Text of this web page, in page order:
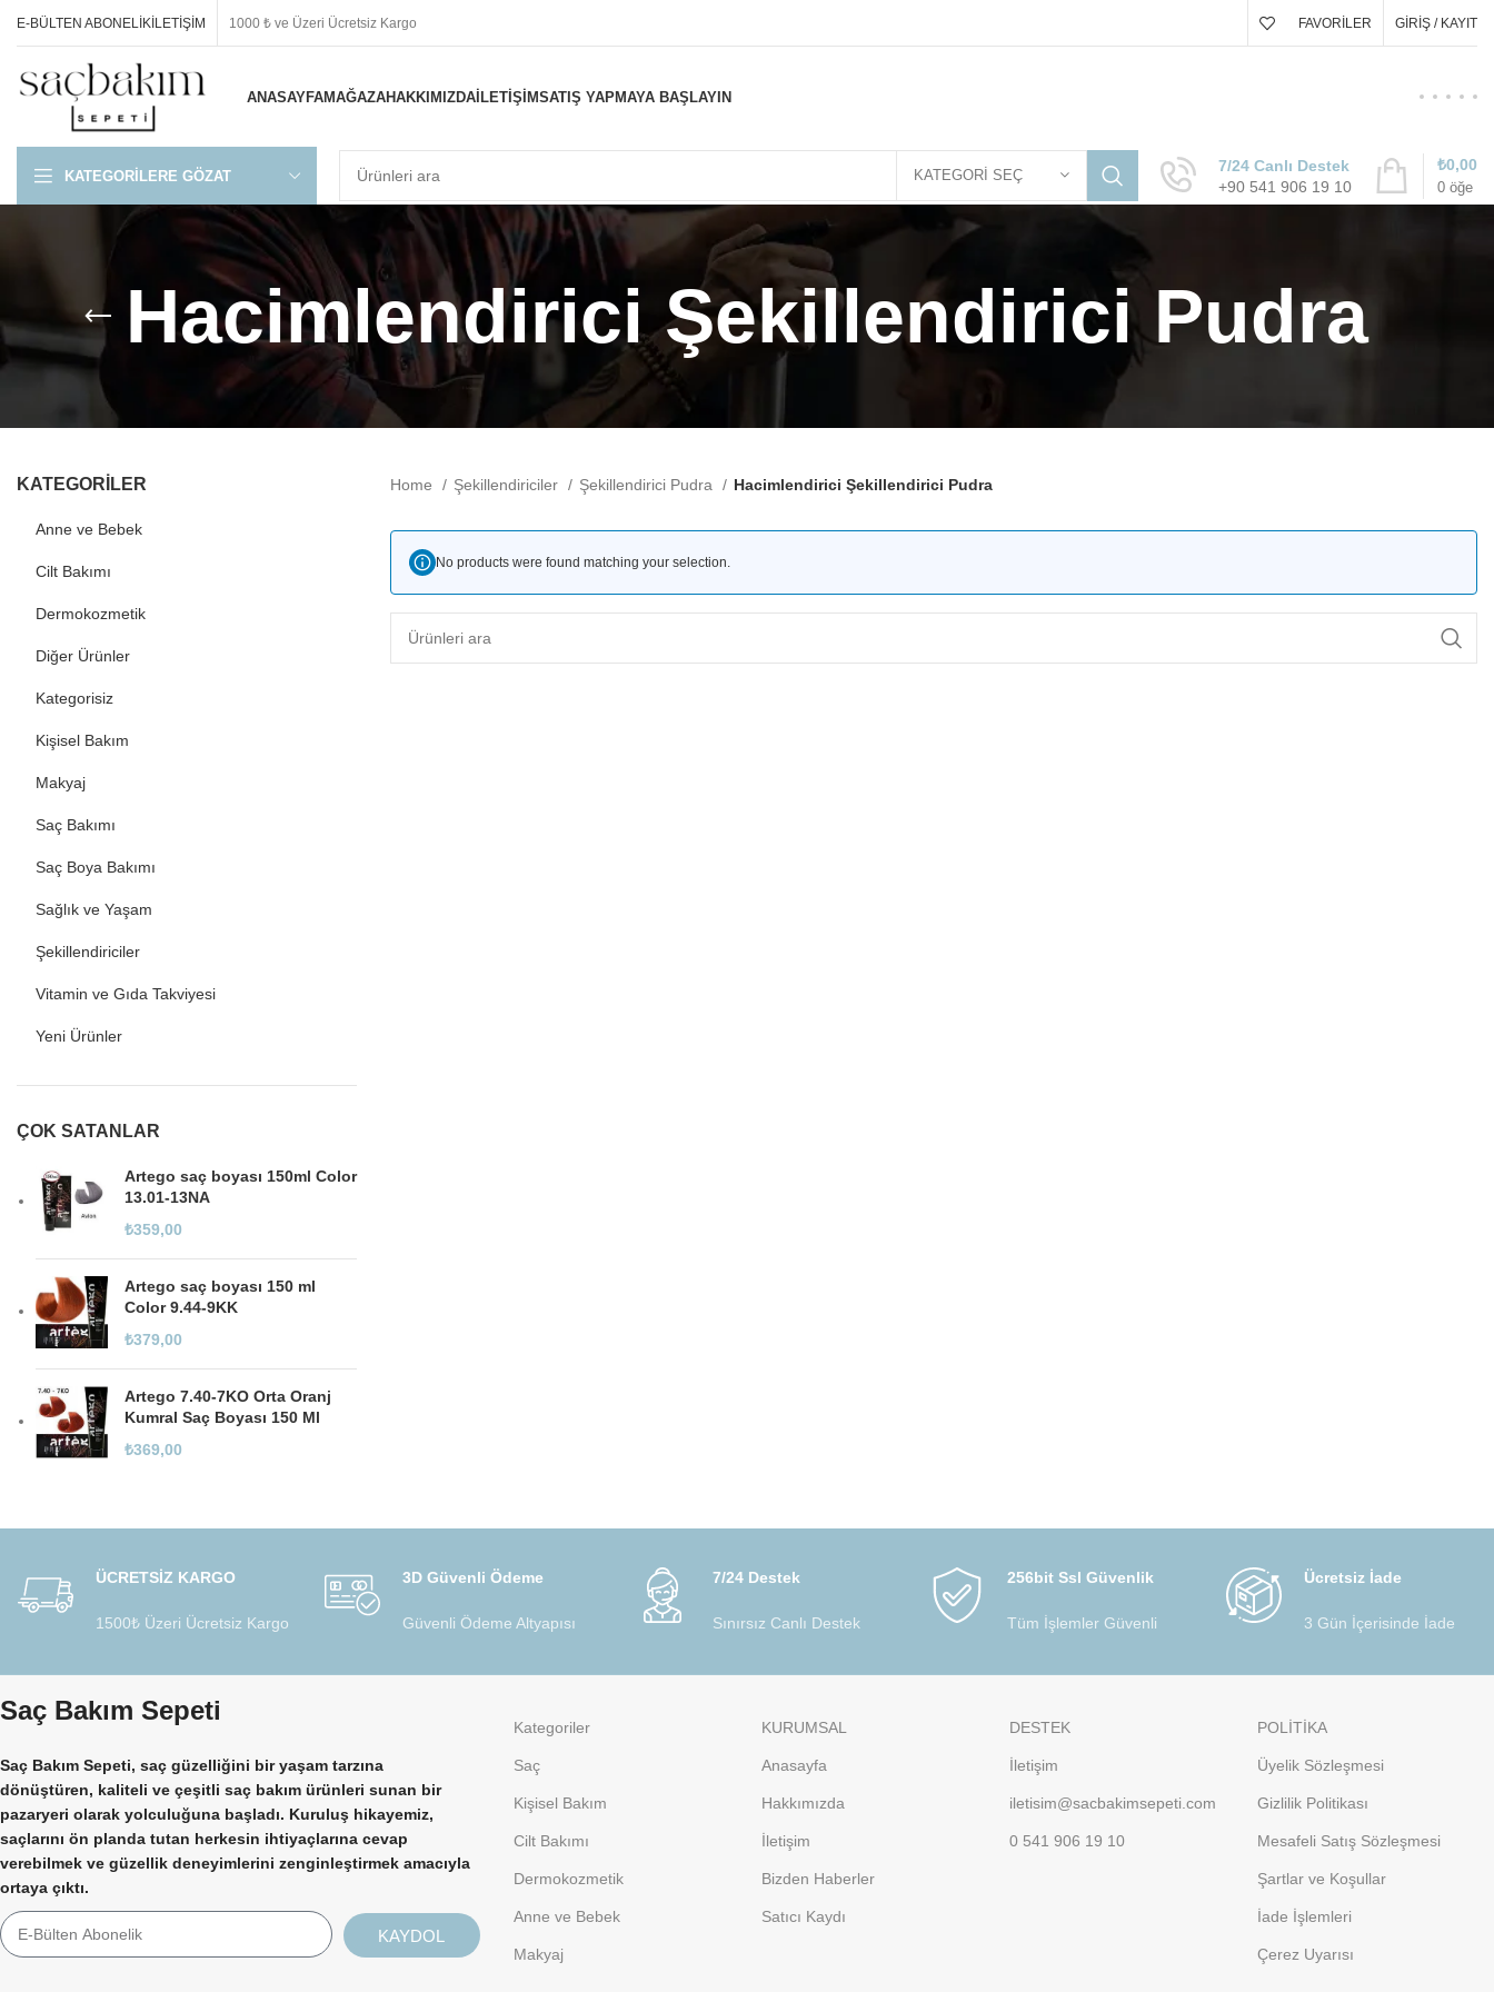
E-BÜLTEN ABONELIKİLETIŞIM 1000 ₺ ve Üzeri Ücretsiz Kargo FAVORILER GIRIŞ / KAYIT
ANASAYFAMAĞAZAHAKKIMIZDAİLETIŞIMSATIŞ YAPMAYA BAŞLAYIN
KATEGORILERE GÖZAT KATEGORI SEÇ
7/24 Canlı Destek
+90 541 906 19 10
0 öğe
₺0,00
Hacimlendirici Şekillendirici Pudra
KATEGORİLER
Anne ve Bebek
Cilt Bakımı
Dermokozmetik
Diğer Ürünler
Kategorisiz
Kişisel Bakım
Makyaj
Saç Bakımı
Saç Boya Bakımı
Sağlık ve Yaşam
Şekillendiriciler
Vitamin ve Gıda Takviyesi
Yeni Ürünler
ÇOK SATANLAR
Artego saç boyası 150ml Color
13.01-13NA
₺359,00
Artego saç boyası 150 ml
Color 9.44-9KK
₺379,00
Artego 7.40-7KO Orta Oranj
Kumral Saç Boyası 150 Ml
₺369,00
Home Şekillendiriciler Şekillendirici Pudra Hacimlendirici Şekillendirici Pudra
No products were found matching your selection.
ÜCRETSİZ KARGO
1500₺ Üzeri Ücretsiz Kargo
3D Güvenli Ödeme
Güvenli Ödeme Altyapısı
7/24 Destek
Sınırsız Canlı Destek
256bit Ssl Güvenlik
Tüm İşlemler Güvenli
Ücretsiz İade
3 Gün İçerisinde İade
Saç Bakım Sepeti
Saç Bakım Sepeti, saç güzelliğini bir yaşam tarzına
dönüştüren, kaliteli ve çeşitli saç bakım ürünleri sunan bir
pazaryeri olarak yolculuğuna başladı. Kuruluş hikayemiz,
saçlarını ön planda tutan herkesin ihtiyaçlarına cevap
verebilmek ve güzellik deneyimlerini zenginleştirmek amacıyla
ortaya çıktı.
KAYDOL
Kategoriler
Saç
Kişisel Bakım
Cilt Bakımı
Dermokozmetik
Anne ve Bebek
Makyaj
KURUMSAL
Anasayfa
Hakkımızda
İletişim
Bizden Haberler
Satıcı Kaydı
DESTEK
İletişim
iletisim@sacbakimsepeti.com
0 541 906 19 10
POLİTİKA
Üyelik Sözleşmesi
Gizlilik Politikası
Mesafeli Satış Sözleşmesi
Şartlar ve Koşullar
İade İşlemleri
Çerez Uyarısı